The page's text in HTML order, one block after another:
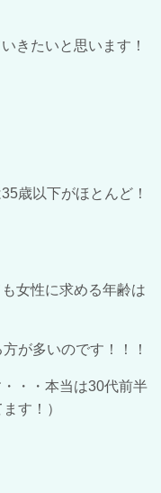
きたいと思います！
35歳以下がほとんど！
女性に求める年齢は
が多いのです！！！
・・本当は30代前半
す！）